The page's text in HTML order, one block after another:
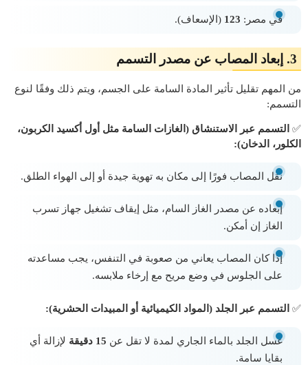
في مصر: 123 (الإسعاف).
3. إبعاد المصاب عن مصدر التسمم
من المهم تقليل تأثير المادة السامة على الجسم، ويتم ذلك وفقًا لنوع
التسمم:
✅ التسمم عبر الاستنشاق (الغازات السامة مثل أول أكسيد الكربون،
الكلور، الدخان):
نقل المصاب فورًا إلى مكان به تهوية جيدة أو إلى الهواء الطلق.
إبعاده عن مصدر الغاز السام، مثل إيقاف تشغيل جهاز تسرب
الغاز إن أمكن.
إذا كان المصاب يعاني من صعوبة في التنفس، يجب مساعدته
على الجلوس في وضع مريح مع إرخاء ملابسه.
✅ التسمم عبر الجلد (المواد الكيميائية أو المبيدات الحشرية):
غسل الجلد بالماء الجاري لمدة لا تقل عن 15 دقيقة
لإزالة أي
بقايا سامة.